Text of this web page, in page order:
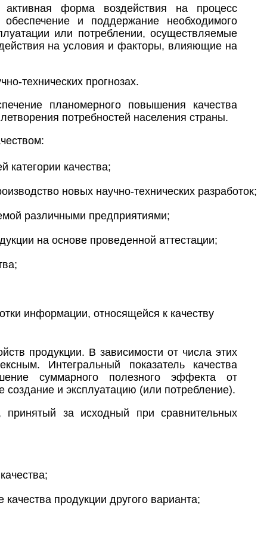
форма воздействия на процесс
обеспечение и поддержание необходимого
или потреблении, осуществляемые
на условия и факторы, влияющие на
технических прогнозах.
планомерного повышения качества
потребностей населения страны.
качества;
новых научно-технических разработок;
различными предприятиями;
на основе проведенной аттестации;
информации, относящейся к качеству
продукции. В зависимости от числа этих
Интегральный показатель качества
суммарного полезного эффекта от
и эксплуатацию (или потребление).
принятый за исходный при сравнительных
продукции другого варианта;